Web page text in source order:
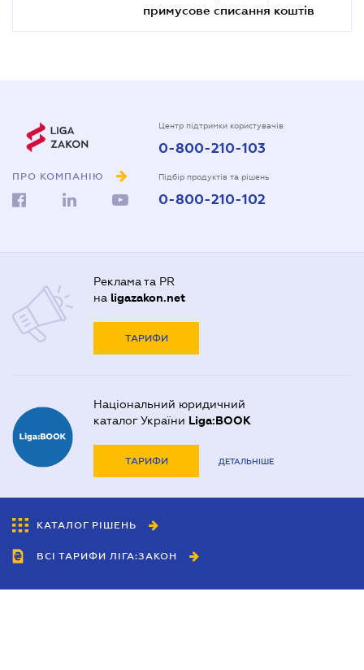
примусове списання коштів
ПРО КОМПАНІЮ
Центр підтримки користувачів
0-800-210-103
Підбір продуктів та рішень
0-800-210-102
Реклама та PR
на ligazakon.net
ТАРИФИ
Національний юридичний
каталог України Liga:BOOK
ТАРИФИ ДЕТАЛЬНІШЕ
КАТАЛОГ РІШЕНЬ
ВСІ ТАРИФИ ЛІГА:ЗАКОН